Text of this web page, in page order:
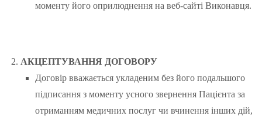
моменту його оприлюднення на веб-сайті Виконавця.
АКЦЕПТУВАННЯ ДОГОВОРУ
Договір вважається укладеним без його подальшого
підписання з моменту усного звернення Пацієнта за
отриманням медичних послуг чи вчинення інших дій,